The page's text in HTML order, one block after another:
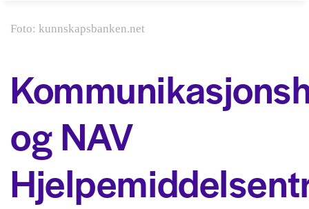
Foto: kunnskapsbanken.net
og NAV